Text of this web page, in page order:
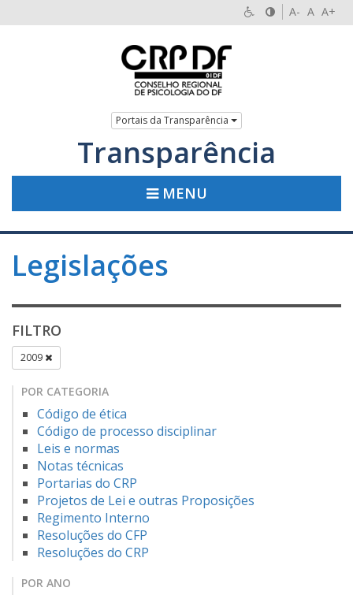
A- A A+
Portais da Transparência
Transparência
MENU
Legislações
FILTRO
2009
POR CATEGORIA
Código de ética
Código de processo disciplinar
Leis e normas
Notas técnicas
Portarias do CRP
Projetos de Lei e outras Proposições
Regimento Interno
Resoluções do CFP
Resoluções do CRP
POR ANO